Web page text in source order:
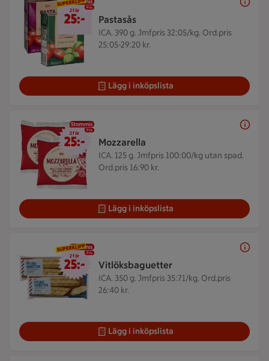
Pastasås
ICA. 390 g. Jmfpris 32:05/kg. Ord.pris
25:05-29:20 kr.
2 för 25 kr
2 för
25:-
Lägg i inköpslista
Mozzarella
ICA. 125 g. Jmfpris 100:00/kg utan spad.
Ord.pris 16:90 kr.
2 för 25 kr
2 för
25:-
Lägg i inköpslista
Vitlöksbaguetter
ICA. 350 g. Jmfpris 35:71/kg. Ord.pris
26:40 kr.
2 för 25 kr
2 för
25:-
Lägg i inköpslista